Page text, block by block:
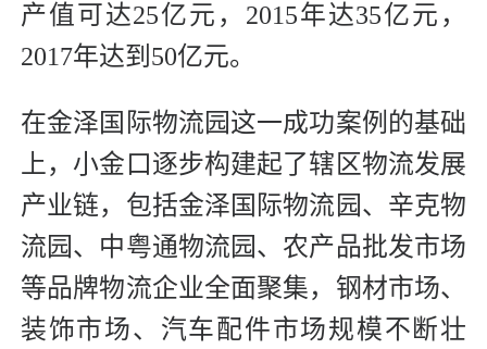
产值可达25亿元，2015年达35亿元，
2017年达到50亿元。
在金泽国际物流园这一成功案例的基础
上，小金口逐步构建起了辖区物流发展
产业链，包括金泽国际物流园、辛克物
流园、中粤通物流园、农产品批发市场
等品牌物流企业全面聚集，钢材市场、
装饰市场、汽车配件市场规模不断壮